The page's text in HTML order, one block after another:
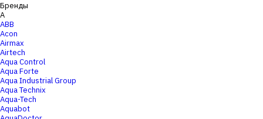
Бренды
A
ABB
Acon
Airmax
Airtech
Aqua Control
Aqua Forte
Aqua Industrial Group
Aqua Technix
Aqua-Tech
Aquabot